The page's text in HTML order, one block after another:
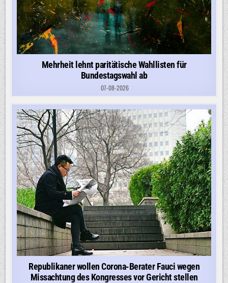
Mehrheit lehnt paritätische Wahllisten für
Bundestagswahl ab
07-08-2026
Republikaner wollen Corona-Berater Fauci wegen
Missachtung des Kongresses vor Gericht stellen